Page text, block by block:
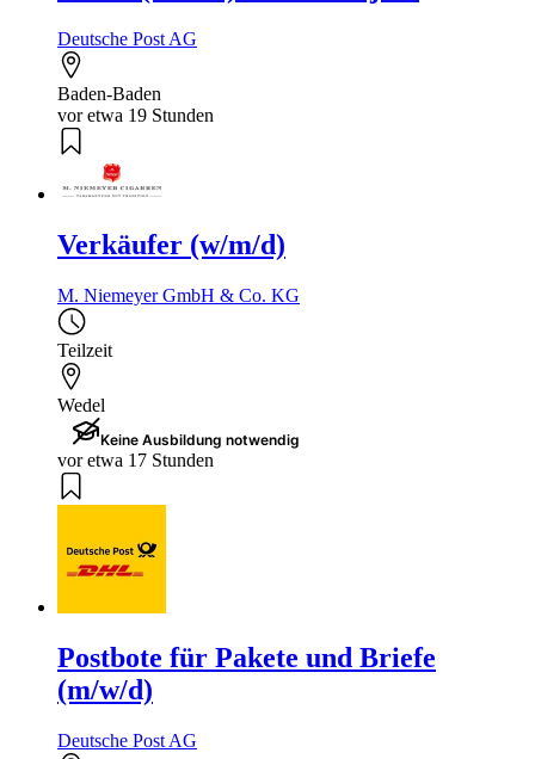
Deutsche Post AG
Baden-Baden
vor etwa 19 Stunden
Verkäufer (w/m/d)
M. Niemeyer GmbH & Co. KG
Teilzeit
Wedel
Keine Ausbildung notwendig
vor etwa 17 Stunden
Postbote für Pakete und Briefe
(m/w/d)
Deutsche Post AG